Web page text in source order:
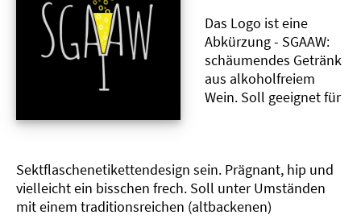
Das Logo ist eine
Abkürzung - SGAAW:
schäumendes Getränk
aus alkoholfreiem
Wein. Soll geeignet für
Sektflaschenetikettendesign sein. Prägnant, hip und
vielleicht ein bisschen frech. Soll unter Umständen
mit einem traditionsreichen (altbackenen)